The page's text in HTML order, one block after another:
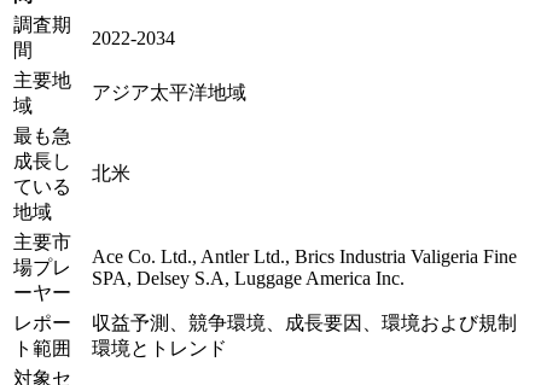
調査期
間
2022-2034
主要地
域
アジア太平洋地域
最も急
成長し
ている
地域
北米
主要市
場プレ
ーヤー
Ace Co. Ltd., Antler Ltd., Brics Industria Valigeria Fine
SPA, Delsey S.A, Luggage America Inc.
レポー
ト範囲
収益予測、競争環境、成長要因、環境および規制
環境とトレンド
対象セ